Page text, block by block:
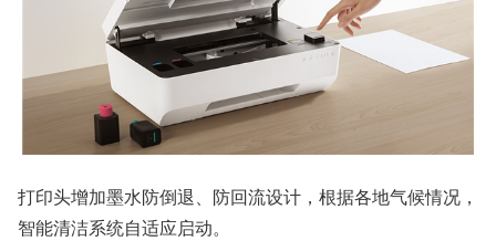
打印头增加墨水防倒退、防回流设计，根据各地气候情况，
智能清洁系统自适应启动。